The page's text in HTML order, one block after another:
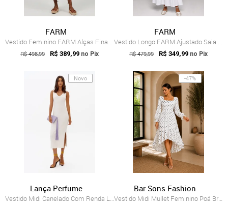
FARM
Vestido Feminino FARM Alças Finas Midi F...
R$ 498,99 R$ 389,99 no Pix
FARM
Vestido Longo FARM Ajustado Saia em Camadas Branco
R$ 479,99 R$ 349,99 no Pix
Novo
Lança Perfume
Vestido Midi Canelado Com Renda Lança Perfume
-47%
Bar Sons Fashion
Vestido Midi Mullet Feminino Poá Branco ...